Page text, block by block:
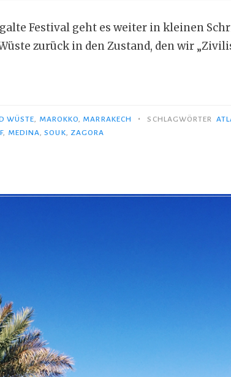
Festival geht es weiter in kleinen
zurück in den Zustand, den wir
WÜSTE, MAROKKO, MARRAKECH • SCHLAGWÖRTER
, MEDINA,SOUK, ZAGORA